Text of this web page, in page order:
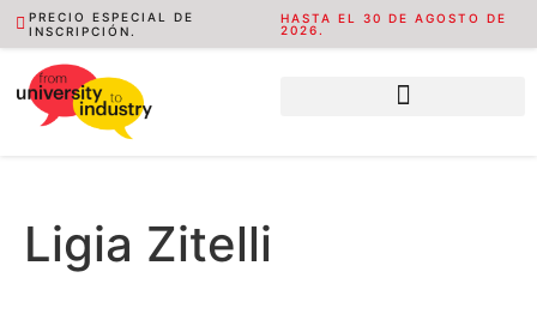
PRECIO ESPECIAL DE
INSCRIPCIÓN.
HASTA EL 30 DE AGOSTO DE
2026.
Ligia Zitelli